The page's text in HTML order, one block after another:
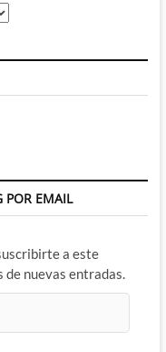
POR EMAIL
a este
nuevas entradas.